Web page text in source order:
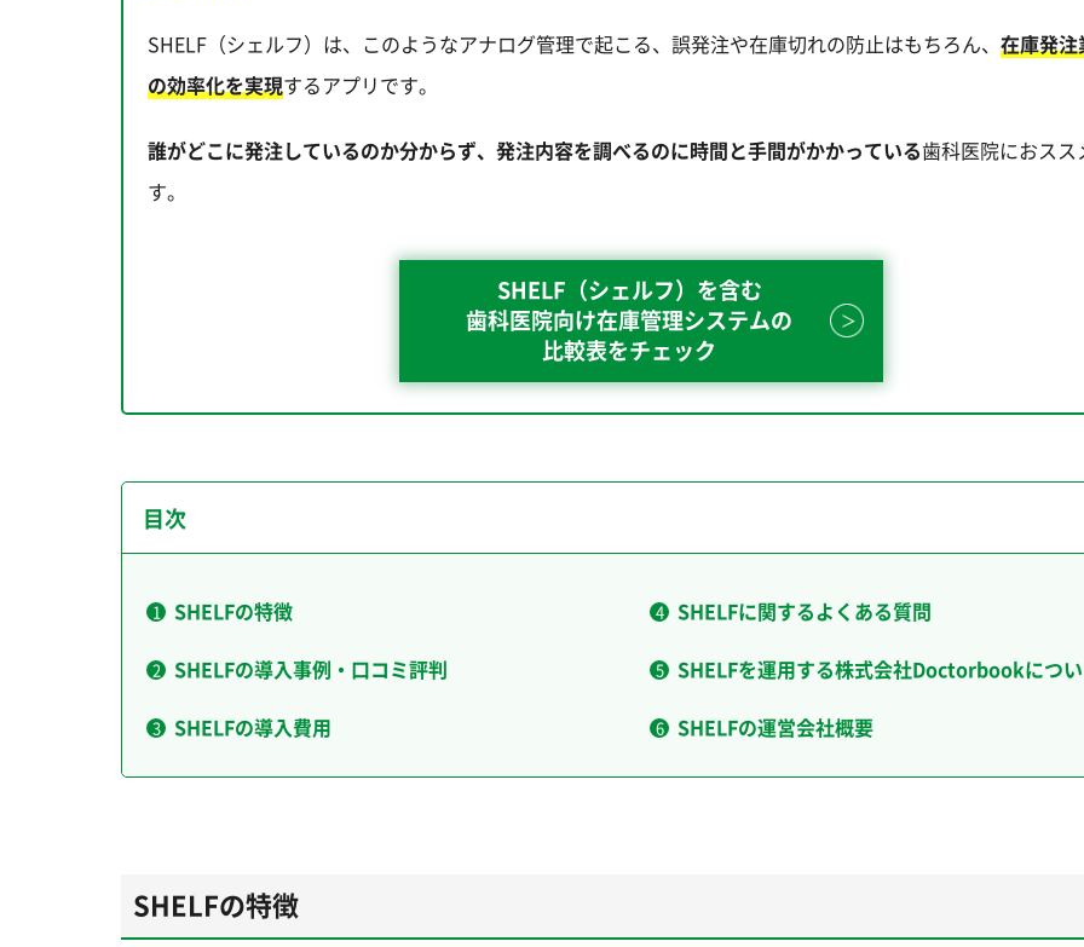
SHELF（シェルフ）は、このようなアナログ管理で起こる、誤発注や在庫切れの防止はもちろん、 在庫発注
の効率化を実現するアプリです。
誰がどこに発注しているのか分からず、発注内容を調べるのに時間と手間がかかっている歯科医院におスス
す。
SHELF（シェルフ）を含む
歯科医院向け在庫管理システムの
比較表をチェック
目次
SHELFの特徴
SHELFの導入事例・口コミ評判
SHELFの導入費用
SHELFに関するよくある質問
SHELFを運用する株式会社Doctorbookにつ
SHELFの運営会社概要
SHELFの特徴